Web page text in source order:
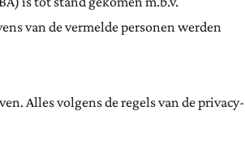
van de vermelde personen werden
Alles volgens de regels van de privacy-